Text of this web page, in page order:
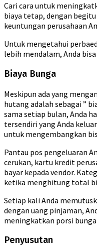
Cari cara untuk
biaya tetap, dengan
keuntungan perusahaan
Untuk mengetahui
lebih mendalam, Anda
Biaya Bunga
Meskipun ada yang
hutang adalah sebagai ”
sama setiap bulan, Anda
tersendiri yang Anda
untuk mengembangkan
Pantau pos pengeluaran
cerukan, kartu kredit
bayar kepada vendor.
ketika menghitung total
Setiap kali Anda
dengan uang pinjaman,
meningkatkan porsi
Penyusutan